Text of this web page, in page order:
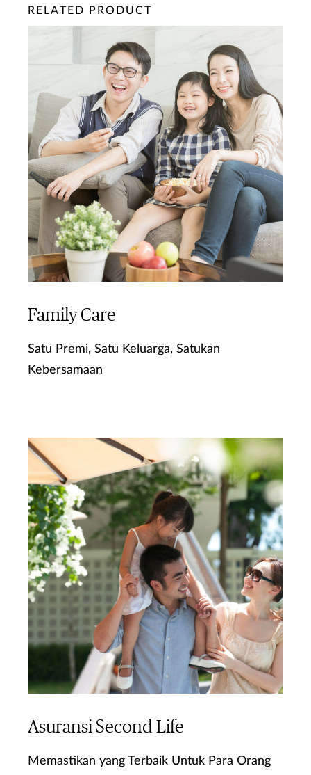
RELATED PRODUCT
Family Care
Satu Premi, Satu Keluarga, Satukan
Kebersamaan
Asuransi Second Life
Memastikan yang Terbaik Untuk Para Orang